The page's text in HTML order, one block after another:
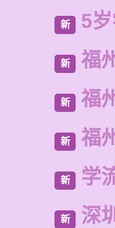
新 5
新 福
新 福
新 福
新 学
新 深